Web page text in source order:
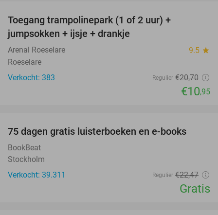
Toegang trampolinepark (1 of 2 uur) +
jumpsokken + ijsje + drankje
Arenal Roeselare 9.5 star
Roeselare
Verkocht: 383
Regulier €20,70
€10,95
75 dagen gratis luisterboeken en e-books
BookBeat
Stockholm
Verkocht: 39.311
Regulier €22,47
Gratis